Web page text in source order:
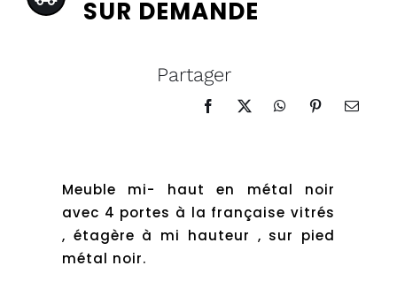
SUR DEMANDE
Partager
Meuble mi- haut en métal noir
avec 4 portes à la française vitrés
, étagère à mi hauteur , sur pied
métal noir.